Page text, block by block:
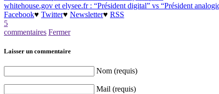
whitehouse.gov et elysee.fr : “Président digital” vs “Président
Facebook♥ Twitter♥ Newsletter♥ RSS
5
commentaires Fermer
Laisser un commentaire
Nom (requis)
Mail (requis)